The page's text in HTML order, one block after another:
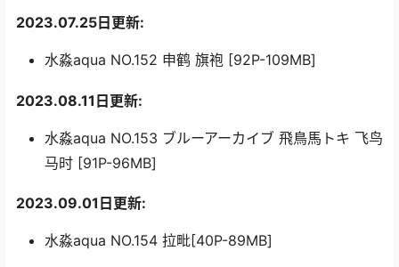
2023.07.25日更新:
水淼aqua NO.152 申鹤 旗袍 [92P-109MB]
2023.08.11日更新:
水淼aqua NO.153 ブルーアーカイブ 飛鳥馬トキ 飞鸟
马时 [91P-96MB]
2023.09.01日更新:
水淼aqua NO.154 拉毗[40P-89MB]